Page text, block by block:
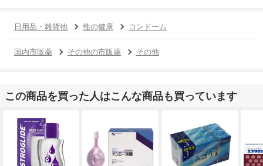
日用品・雑貨他 性の健康 コンドーム
国内市販薬 その他の市販薬 その他
この商品を買った人はこんな商品も買っています